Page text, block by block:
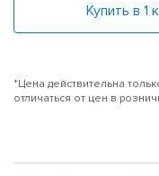
Купить в 1
*Цена действительна
отличаться от цен в